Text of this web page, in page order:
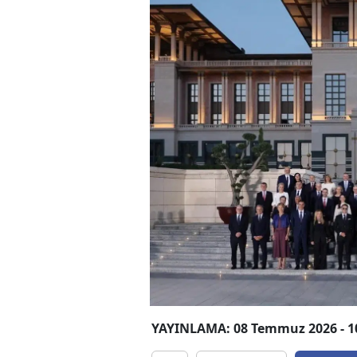
YAYINLAMA: 08 Temmuz 2026 -